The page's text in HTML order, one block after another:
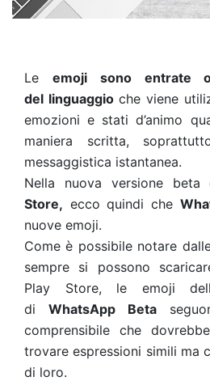
Le emoji sono entrate
del linguaggioche viene
emozioni e stati d’animo
maniera scritta,
messaggistica istantanea.
Nella nuova versione beta
Store, ecco quindi che
nuove emoji.
Come è possibile notare
sempre si possono
Play Store, le emoji
di WhatsApp Beta
comprensibile che
trovare espressioni simili ma
di loro.